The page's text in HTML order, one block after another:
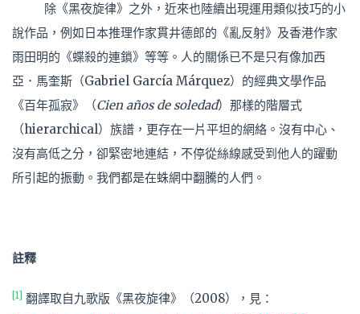
除《黑夜旋律》之外，近來也陸續出現運用類似技巧的小
說作品，例如日本推理作家貫井德郎的《亂反射》及香港作家
雨田明的《蝶殺的連鎖》等等。人的關係已不是只有像加西
亞．馬奎斯（Gabriel García Márquez）的經典文學作品
《百年孤寂》（Cien años de soledad）那樣的階層式
（hierarchical）族譜，更存在一片平坦的網絡。沒有中心、
沒有高低之分，卻緊密地連結，不停從絲線感受到他人的躍動
所引起的振動。我們都是在蛛網中翻騰的人們。
註釋
[1] 翻譯取自九歌版《黑夜旋律》（2008），見：